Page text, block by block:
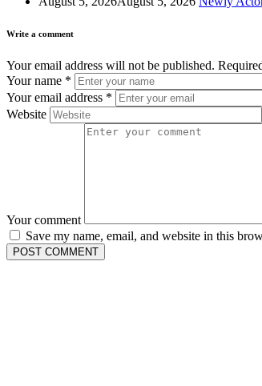
Write a comment
Your email address will not be published.
Your name *
Your email address *
Website
Your comment
Save my name, email, and website in this